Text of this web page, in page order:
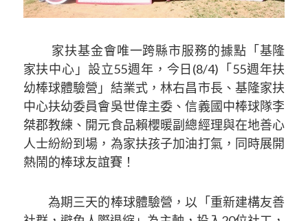
家扶基金會唯一跨縣市服務的據點「基隆
家扶中心」設立55週年，今日(8/4)「55週年扶
幼棒球體驗營」結業式，林右昌市長、基隆家扶
中心扶幼委員會吳世偉主委、信義國中棒球隊李
桀郡教練、開元食品賴櫻暖副總經理與在地善心
人士紛紛到場，為家扶孩子加油打氣，同時展開
熱鬧的棒球友誼賽！
為期三天的棒球體驗營，以「重新建構友善